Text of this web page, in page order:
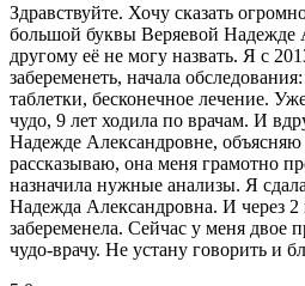
Здравствуйте. Хочу сказать
большой буквы Веряевой Надежде
другому её не могу назвать. Я с
забеременеть, начала
таблетки, бесконечное лечение.
чудо, 9 лет ходила по врачам. И
Надежде Александровне, объясняю
рассказываю, она меня грамотно
назначила нужные анализы. Я
Надежда Александровна. И через
забеременела. Сейчас у меня двое
чудо-врачу. Не устану говорить и